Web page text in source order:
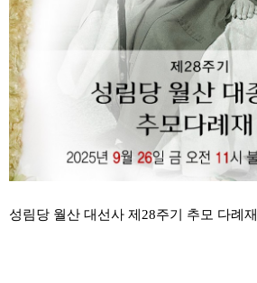
성림당 월산 대선사 제28주기 추모 다례재